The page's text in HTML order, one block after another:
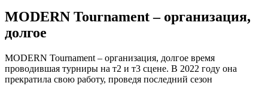
MODERN Tournament – организация,
долгое
MODERN Tournament – организация, долгое время
проводившая турниры на т2 и т3 сцене. В 2022 году она
прекратила свою работу, проведя последний сезон